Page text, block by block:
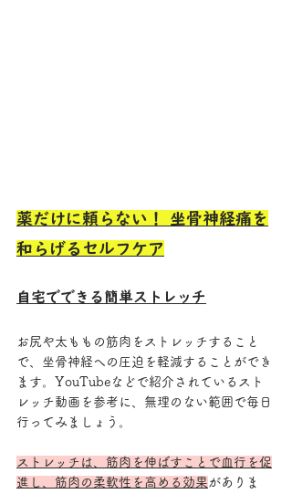
薬だけに頼らない！ 坐骨神経痛を
和らげるセルフケア
自宅でできる簡単ストレッチ
お尻や太ももの筋肉をストレッチすること
で、坐骨神経への圧迫を軽減することができ
ます。YouTubeなどで紹介されているスト
レッチ動画を参考に、無理のない範囲で毎日
行ってみましょう。
ストレッチは、筋肉を伸ばすことで血行を促
進し、筋肉の柔軟性を高める効果 がありま